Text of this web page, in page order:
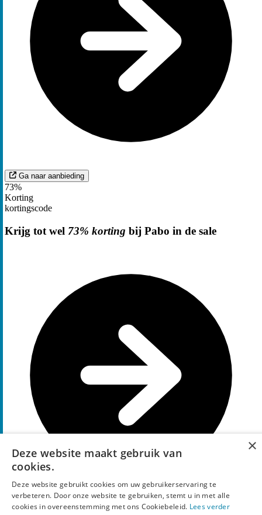
Ga naar aanbieding
73%
Korting
kortingscode
Krijg tot wel 73% korting bij Pabo in de sale
Ga naar aanbieding
×
Deze website maakt gebruik van
cookies.
Deze website gebruikt cookies om uw gebruikerservaring te
verbeteren. Door onze website te gebruiken, stemt u in met alle
cookies in overeenstemming met ons Cookiebeleid. Lees verder